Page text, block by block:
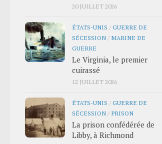
20 JUILLET 2026
ÉTATS-UNIS /GUERRE DE
SÉCESSION / MARINE DE
GUERRE
Le Virginia, le premier
cuirassé
12 JUILLET 2026
ÉTATS-UNIS /GUERRE DE
SÉCESSION / PRISON
La prison confédérée de
Libby, à Richmond